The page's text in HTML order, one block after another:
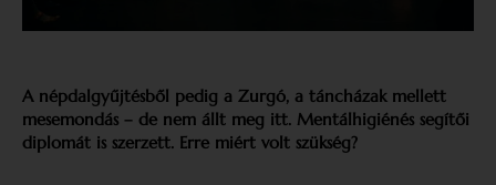
A népdalgyűjtésből pedig a Zurgó, a táncházak mellett
mesemondás – de nem állt meg itt. Mentálhigiénés segítői
diplomát is szerzett. Erre miért volt szükség?